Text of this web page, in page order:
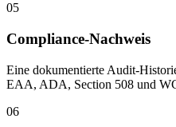
05
Compliance-Nachweis
Eine dokumentierte Audit-
EAA, ADA, Section 508 und
06